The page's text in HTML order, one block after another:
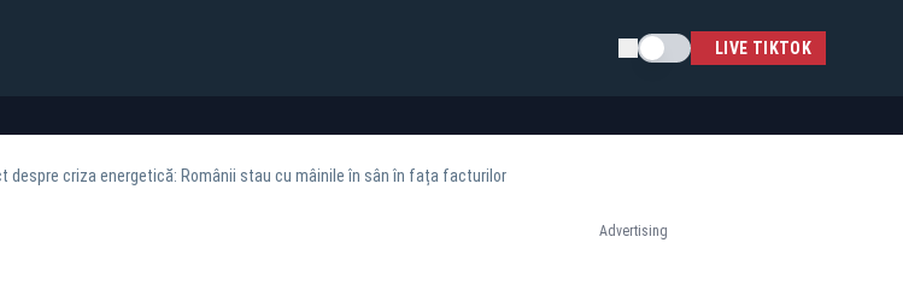
Schimba temaLIVE TIKTOK
despre criza energetică: Românii stau cu mâinile în sân în fața facturilor
Advertising